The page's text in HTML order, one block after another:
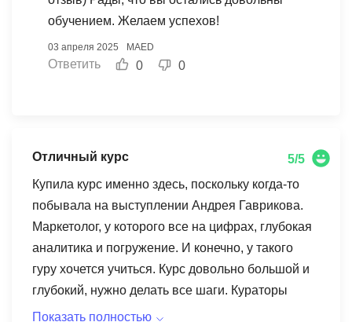
работала а платила я им до 2024 в рассрочку и
сказал, что будет легко, ведь обучение ведет к
обучением. Желаем успехов!
03 апреля 2025 MAED
Ответить 0 0
Отличный курс
5/5
Купила курс именно здесь, поскольку когда-то
побывала на выступлении Андрея Гаврикова.
Маркетолог, у которого все на цифрах, глубокая
аналитика и погружение. И конечно, у такого
гуру хочется учиться. Курс довольно большой и
глубокий, нужно делать все шаги. Кураторы
всегда на связи, быстро отвечают и реально
Показать полностью